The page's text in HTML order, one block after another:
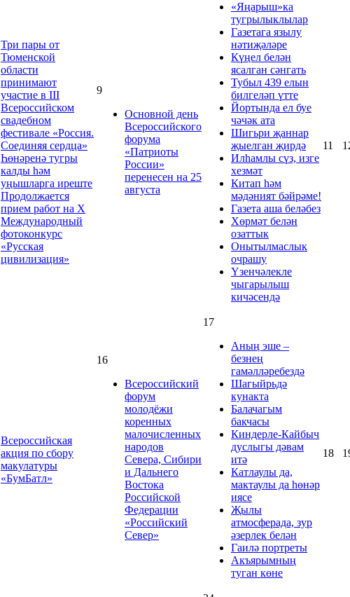
Три пары от
Тюменской
области
принимают
участие в III
Всероссийском
свадебном
фестивале «Россия.
Соединяя сердца»
Һөнәренә тугры
калды һәм
уңышларга иреште
Продолжается
прием работ на Х
Международный
фотоконкурс
«Русская
цивилизация»
9
Основной день
Всероссийского
форума
«Патриоты
России»
перенесен на 25
августа
«Яңарыш»ка
тугрылыклылар
Газетага язылу
нәтиҗәләре
Күңел белән
ясалган сәнгать
Тубыл 439 елын
билгеләп үтте
Йортында ел буе
чәчәк ата
Шигьри җаннар
җыелган җирдә
Илһамлы сүз, изге
хезмәт
Китап һәм
мәдәният бәйрәме!
Газета аша беләбез
Хөрмәт белән
озаттык
Онытылмаслык
очрашу
Үзенчәлекле
чыгарылыш
кичәсендә
11
Всероссийская
акция по сбору
макулатуры
«БумБатл»
16
Всероссийский
форум
молодёжи
коренных
малочисленных
народов
Севера, Сибири
и Дальнего
Востока
Российской
Федерации
«Российский
Север»
17
Аның эше –
безнең
гамәлләребездә
Шагыйрьдә
кунакта
Балачагым
бакчасы
Киндерле-Кайбыч
дуслыгы дәвам
итә
Катлаулы да,
мактаулы да һөнәр
иясе
Җылы
атмосферада, зур
әзерлек белән
Гаилә портреты
Акъярымның
туган көне
18